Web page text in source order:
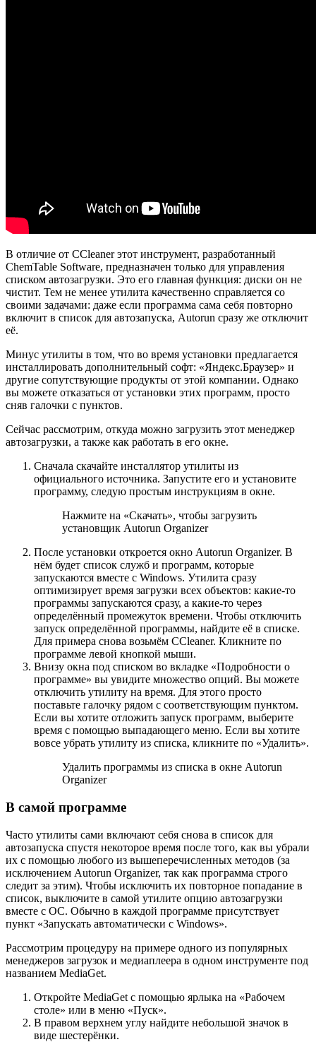
В отличие от CCleaner этот инструмент, разработанный
ChemTable Software, предназначен только для управления
списком автозагрузки. Это его главная функция: диски он не
чистит. Тем не менее утилита качественно справляется со
своими задачами: даже если программа сама себя повторно
включит в список для автозапуска, Autorun сразу же отключит
её.
Минус утилиты в том, что во время установки предлагается
инсталлировать дополнительный софт: «Яндекс.Браузер» и
другие сопутствующие продукты от этой компании. Однако
вы можете отказаться от установки этих программ, просто
сняв галочки с пунктов.
Сейчас рассмотрим, откуда можно загрузить этот менеджер
автозагрузки, а также как работать в его окне.
Сначала скачайте инсталлятор утилиты из
официального источника. Запустите его и установите
программу, следую простым инструкциям в окне.
Нажмите на «Скачать», чтобы загрузить
установщик Autorun Organizer
После установки откроется окно Autorun Organizer. В
нём будет список служб и программ, которые
запускаются вместе с Windows. Утилита сразу
оптимизирует время загрузки всех объектов: какие-то
программы запускаются сразу, а какие-то через
определённый промежуток времени. Чтобы отключить
запуск определённой программы, найдите её в списке.
Для примера снова возьмём CCleaner. Кликните по
программе левой кнопкой мыши.
Внизу окна под списком во вкладке «Подробности о
программе» вы увидите множество опций. Вы можете
отключить утилиту на время. Для этого просто
поставьте галочку рядом с соответствующим пунктом.
Если вы хотите отложить запуск программ, выберите
время с помощью выпадающего меню. Если вы хотите
вовсе убрать утилиту из списка, кликните по «Удалить».
Удалить программы из списка в окне Autorun
Organizer
В самой программе
Часто утилиты сами включают себя снова в список для
автозапуска спустя некоторое время после того, как вы убрали
их с помощью любого из вышеперечисленных методов (за
исключением Autorun Organizer, так как программа строго
следит за этим). Чтобы исключить их повторное попадание в
список, выключите в самой утилите опцию автозагрузки
вместе с ОС. Обычно в каждой программе присутствует
пункт «Запускать автоматически с Windows».
Рассмотрим процедуру на примере одного из популярных
менеджеров загрузок и медиаплеера в одном инструменте под
названием MediaGet.
Откройте MediaGet с помощью ярлыка на «Рабочем
столе» или в меню «Пуск».
В правом верхнем углу найдите небольшой значок в
виде шестерёнки.